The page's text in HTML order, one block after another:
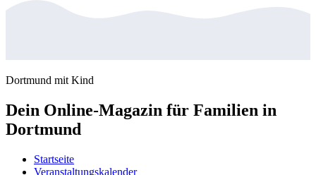
Dortmund mit Kind
Dein Online-Magazin für Familien in
Dortmund
Startseite
Veranstaltungskalender